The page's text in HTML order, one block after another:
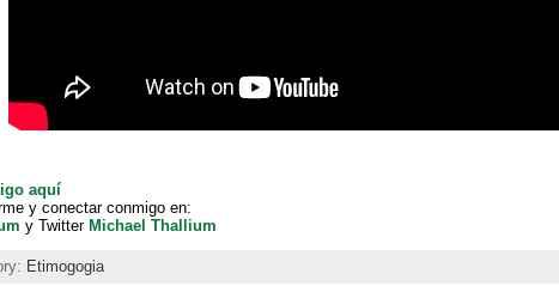
aquí
y conectar conmigo en:
y Twitter Michael Thallium
Etimogogia